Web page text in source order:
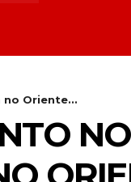
Oriente...